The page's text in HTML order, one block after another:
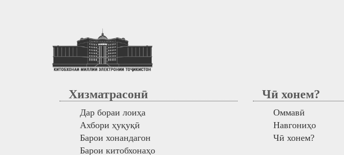
Хизматрасонӣ
Дар бораи лоиҳа
Ахбори ҳуқуқӣ
Барои хонандагон
Барои китобхонаҳо
Чӣ хонем?
Оммавӣ
Навгониҳо
Чӣ хонем?